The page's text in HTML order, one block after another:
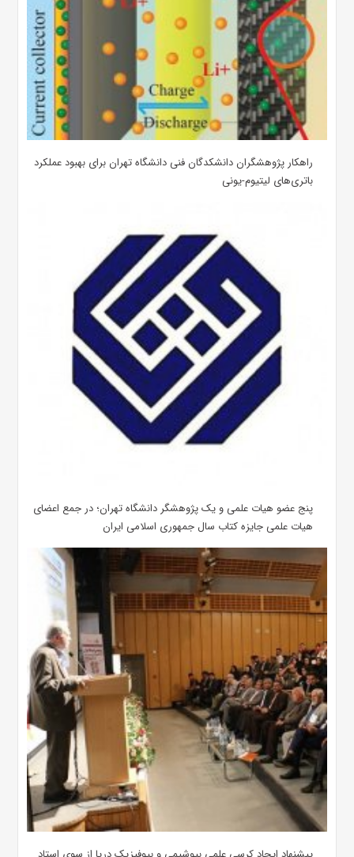
راهکار پژوهشگران دانشکدگان فنی دانشگاه تهران برای بهبود عملکرد
باتری‌های لیتیوم-یونی
پنج عضو هیات علمی و یک پژوهشگر دانشگاه تهران؛ در جمع اعضای
هیات علمی جایزه کتاب سال جمهوری اسلامی ایران